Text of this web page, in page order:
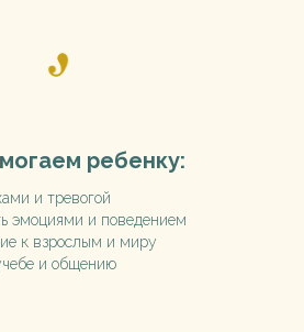
ребенку:
и тревогой
эмоциями и поведением
к взрослым и миру
и общению